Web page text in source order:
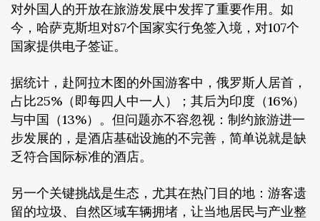
对外国人的开放在旅游发展中发挥了重要作用。如
今，哈萨克斯坦对87个国家实行免签入境，对107个
国家提供电子签证。
据统计，赴阿拉木图的外国游客中，俄罗斯人居首，
占比25%（即每四人中一人）；其后为印度（16%）
与中国（13%）。但问题亦不容忽视：制约旅游进一
步发展的，是酒店基础设施的不完善，简单说就是缺
乏符合国际标准的酒店。
另一个关键挑战是生态，尤其在热门目的地：游客遗
留的垃圾、自然区域车辆拥堵，让当地居民与产业整